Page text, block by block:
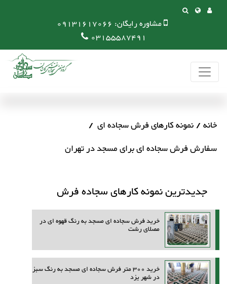
مشاوره رایگان: 09131617066
03155587491
خانه نمونه کارهای فرش سجاده ای
سفارش فرش سجاده ای برای مسجد در تهران
جدیدترین نمونه کارهای سجاده فرش
خرید فرش سجاده ای مسجد به رنگ قهوه ای در
مصلای رشت
خرید 300 متر فرش سجاده ای مسجد به رنگ سبز
در شهر یزد